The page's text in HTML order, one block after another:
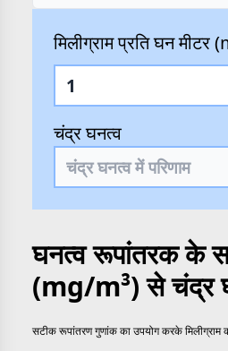
मिलीग्राम प्रति घन मीटर
चंद्र घनत्व
घनत्व रूपांतरक के
(mg/m³) से चंद्र
सटीक रूपांतरण गुणांक का उपयोग करके मिलीग्राम